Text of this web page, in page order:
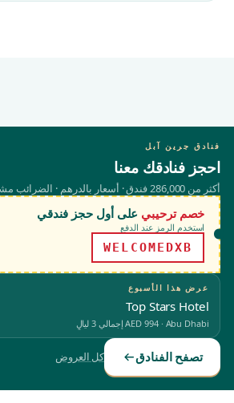
فنادق جرين آبل
احجز فنادقك معنا
أكثر من 286,000 فندق · أسعار بالدرهم · الضرائب مشمولة
خصم ترحيبي على أول حجز فندقي
استخدم الرمز عند الدفع
WELCOMEDXB
عرض هذا الأسبوع
Top Stars Hotel
Abu Dhabi
·
AED 994إجمالي 3 ليالٍ
تصفح الفنادق كل العروض